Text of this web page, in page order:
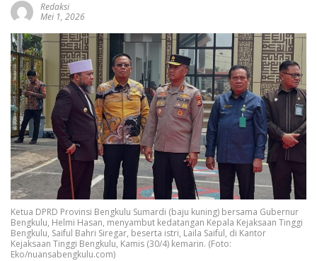
Redaksi
Mei 1, 2026
Ketua DPRD Provinsi Bengkulu Sumardi (baju kuning) bersama Gubernur
Bengkulu, Helmi Hasan, menyambut kedatangan Kepala Kejaksaan Tinggi
Bengkulu, Saiful Bahri Siregar, beserta istri, Laila Saiful, di Kantor
Kejaksaan Tinggi Bengkulu, Kamis (30/4) kemarin. (Foto:
Eko/nuansabengkulu.com)